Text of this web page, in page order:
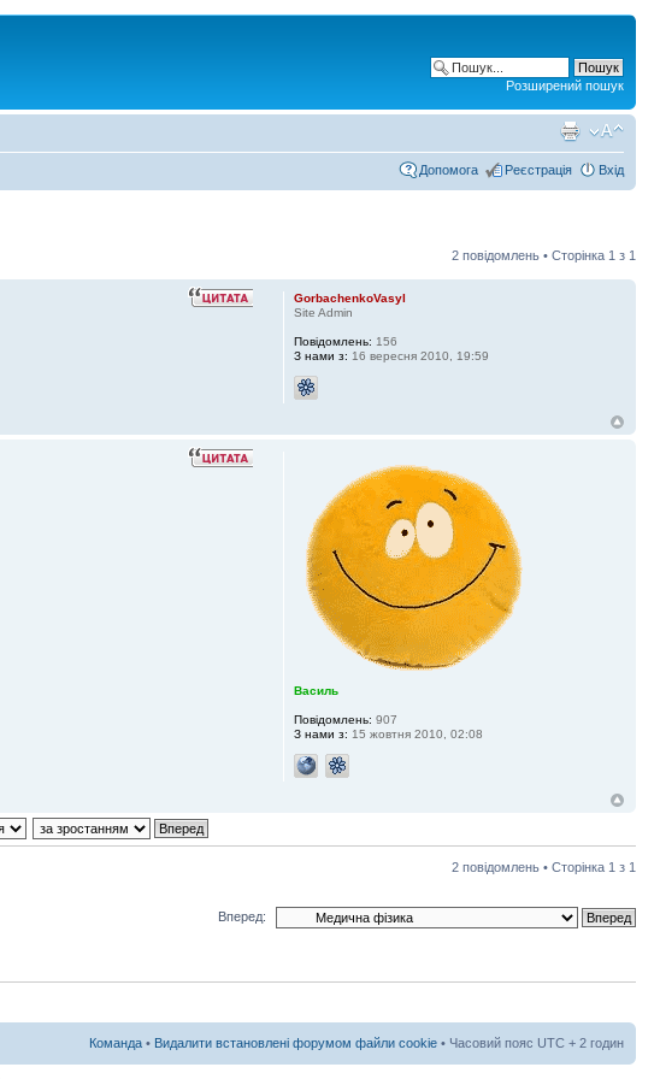
Розширений пошук
Допомога Реєстрація Вхід
2 повідомлень • Сторінка 1 з 1
GorbachenkoVasyl
Site Admin
Повідомлень: 156
З нами з: 16 вересня 2010, 19:59
Василь
Повідомлень: 907
З нами з: 15 жовтня 2010, 02:08
2 повідомлень • Сторінка 1 з 1
Вперед:
Команда • Видалити встановлені форумом файли cookie • Часовий пояс UTC + 2 годин